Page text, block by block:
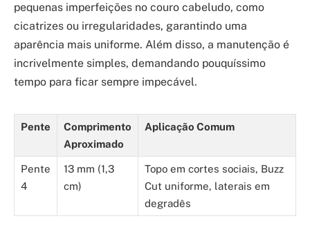
pequenas imperfeições no couro cabeludo, como
cicatrizes ou irregularidades, garantindo uma
aparência mais uniforme. Além disso, a manutenção é
incrivelmente simples, demandando pouquíssimo
tempo para ficar sempre impecável.
Pente
Comprimento
Aproximado
Aplicação Comum
Pente
4
13 mm (1,3
cm)
Topo em cortes sociais, Buzz
Cut uniforme, laterais em
degradês